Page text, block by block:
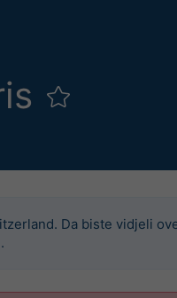
Da biste vidjeli